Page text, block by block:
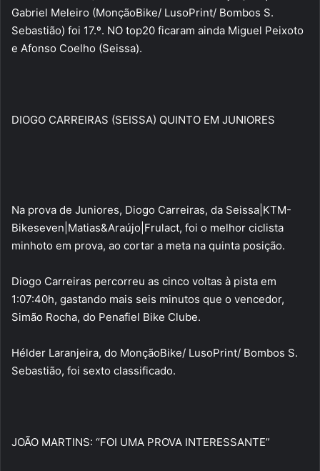
Gabriel Meleiro (MonçãoBike/ LusoPrint/ Bombos S.
Sebastião) foi 17.º. NO top20 ficaram ainda Miguel Peixoto
e Afonso Coelho (Seissa).
DIOGO CARREIRAS (SEISSA) QUINTO EM JUNIORES
Na prova de Juniores, Diogo Carreiras, da Seissa|KTM-
Bikeseven|Matias&Araújo|Frulact, foi o melhor ciclista
minhoto em prova, ao cortar a meta na quinta posição.
Diogo Carreiras percorreu as cinco voltas à pista em
1:07:40h, gastando mais seis minutos que o vencedor,
Simão Rocha, do Penafiel Bike Clube.
Hélder Laranjeira, do MonçãoBike/ LusoPrint/ Bombos S.
Sebastião, foi sexto classificado.
JOÃO MARTINS: “FOI UMA PROVA INTERESSANTE”